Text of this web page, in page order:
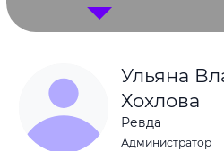
Ульяна
Хохлова
Ревда
Администратор